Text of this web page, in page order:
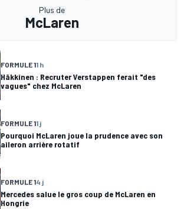
Plus de
McLaren
FORMULE 11 h
Häkkinen : Recruter Verstappen ferait "des
vagues" chez McLaren
FORMULE 11 j
Pourquoi McLaren joue la prudence avec son
aileron arrière rotatif
FORMULE 14 j
Mercedes salue le gros coup de McLaren en
Hongrie